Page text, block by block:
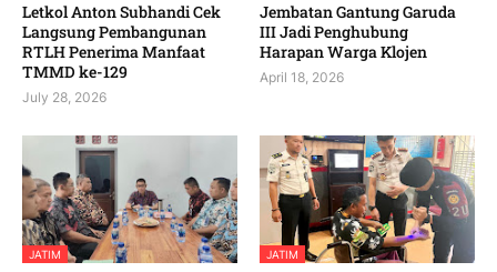
Letkol Anton Subhandi Cek
Langsung Pembangunan
RTLH Penerima Manfaat
TMMD ke-129
July 28, 2026
Jembatan Gantung Garuda
III Jadi Penghubung
Harapan Warga Klojen
April 18, 2026
JATIM JATIM